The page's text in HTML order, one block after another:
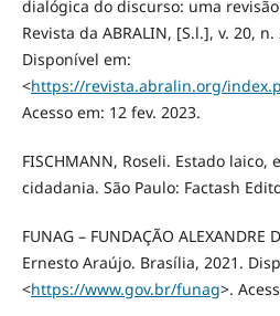
dialógica do discurso: uma
Revista da ABRALIN, [S.l.], v. 20,
Disponível em:
<https://revista.abralin.org/
Acesso em: 12 fev. 2023.
FISCHMANN, Roseli. Estado
cidadania. São Paulo: Factash
FUNAG – FUNDAÇÃO
Ernesto Araújo. Brasília, 2021.
<https://www.gov.br/funag>.